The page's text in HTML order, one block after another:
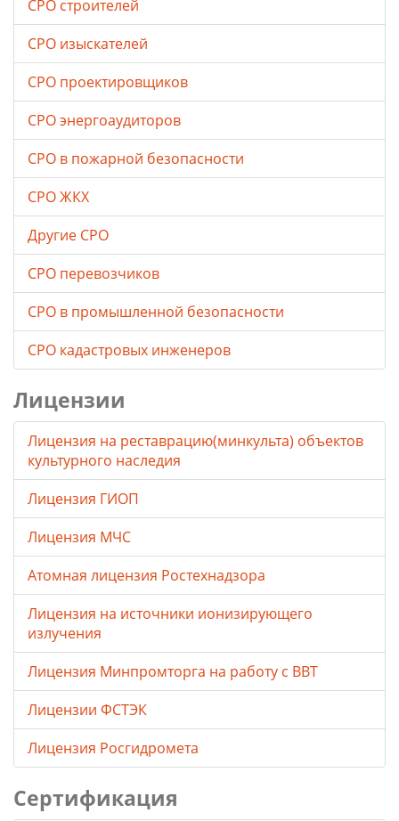
СРО строителей
СРО изыскателей
СРО проектировщиков
СРО энергоаудиторов
СРО в пожарной безопасности
СРО ЖКХ
Другие СРО
СРО перевозчиков
СРО в промышленной безопасности
СРО кадастровых инженеров
Лицензии
Лицензия на реставрацию(минкульта) объектов
культурного наследия
Лицензия ГИОП
Лицензия МЧС
Атомная лицензия Ростехнадзора
Лицензия на источники ионизирующего
излучения
Лицензия Минпромторга на работу с ВВТ
Лицензии ФСТЭК
Лицензия Росгидромета
Сертификация